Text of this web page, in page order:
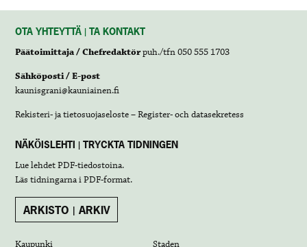
OTA YHTEYTTÄ | TA KONTAKT
Päätoimittaja / Chefredaktörpuh./tfn 050 555 1703
Sähköposti / E-post
kaunisgrani@kauniainen.fi
Rekisteri- ja tietosuojaseloste – Register- och datasekretess
NÄKÖISLEHTI | TRYCKTA TIDNINGEN
Lue lehdetPDF-tiedostoina.
Läs tidningarna iPDF-format.
ARKISTO | ARKIV
Kaupunki Staden